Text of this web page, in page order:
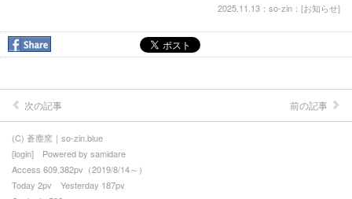
2025.11.13：so-zin：[お知らせ]
次の記事 前の記事
(C) 蒼塵窯｜so-zin.blue
[login] Powered by samidare
Access 609,382pv（2019/8/14～）
Today 2pv Yesterday 187pv